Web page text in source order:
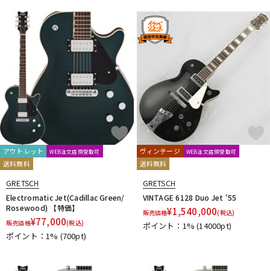
アウトレット WEB注文店頭受取可
送料無料
GRETSCH
Electromatic Jet(Cadillac Green/
Rosewood) 【特価】
販売価格¥77,000(税込)
ポイント：1% (700pt)
ヴィンテージ WEB注文店頭受取可
送料無料
GRETSCH
VINTAGE 6128 Duo Jet '55
販売価格¥1,540,000(税込)
ポイント：1%(14000pt)